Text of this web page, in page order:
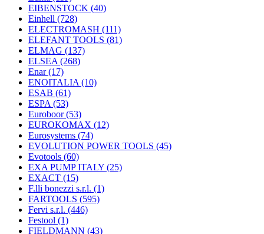
EIBENSTOCK (40)
Einhell (728)
ELECTROMASH (111)
ELEFANT TOOLS (81)
ELMAG (137)
ELSEA (268)
Enar(17)
ENOITALIA (10)
ESAB (61)
ESPA (53)
Euroboor(53)
EUROKOMAX (12)
Eurosystems (74)
EVOLUTION POWER TOOLS (45)
Evotools (60)
EXA PUMP ITALY (25)
EXACT (15)
F.lli bonezzi s.r.l. (1)
FARTOOLS (595)
Fervi s.r.l. (446)
Festool (1)
FIELDMANN (43)